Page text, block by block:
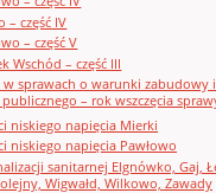
– część IV
– część V
Wschód – część III
w sprawach o warunki zabudowy
– rok wszczęcia
niskiego napięcia Mierki
niskiego napięcia Pawłowo
sanitarnej Elgnówko, Gaj,
Wigwałd, Wilkowo, Zawady